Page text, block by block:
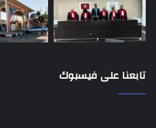
تابعنا على فيسبوك